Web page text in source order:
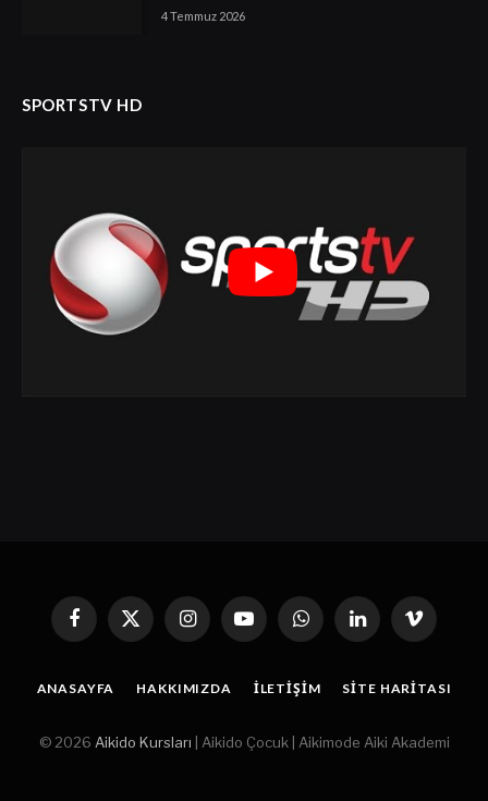
4 Temmuz 2026
SPORTSTV HD
Facebook
X
(Twitter)
InstagramYouTubeWhatsAppLinkedin'de
Paylaş
Vimeo
ANASAYFA HAKKIMIZDA İLETIŞIM SITE HARITASI
© 2026 Aikido Kursları | Aikido Çocuk | Aikimode Aiki Akademi